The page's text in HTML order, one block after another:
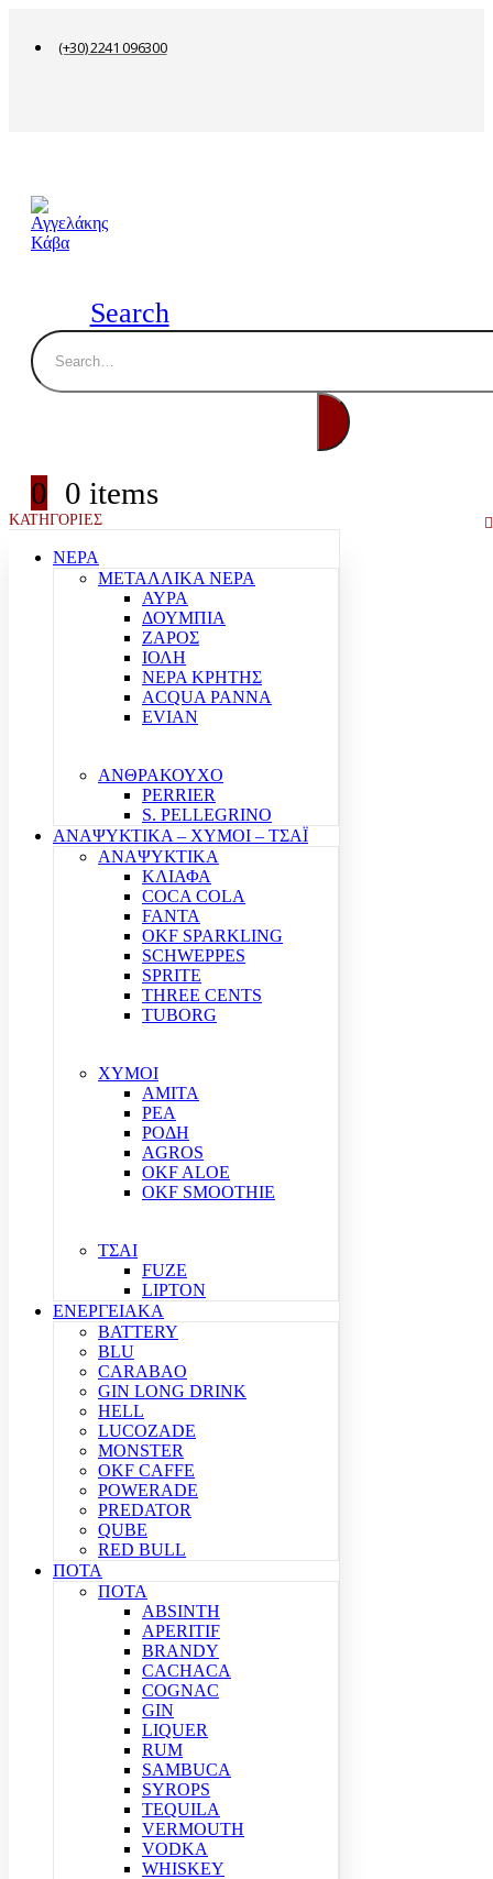
(+30) 2241 096300
Search
0 0 items
ΚΑΤΗΓΟΡΙΕΣ
ΝΕΡΑ
ΜΕΤΑΛΛΙΚΑ ΝΕΡΑ
ΑΥΡΑ
ΔΟΥΜΠΙΑ
ΖΑΡΟΣ
ΙΟΛΗ
ΝΕΡΑ ΚΡΗΤΗΣ
ACQUA PANNA
EVIAN
ΑΝΘΡΑΚΟΥΧΟ
PERRIER
S. PELLEGRINO
ΑΝΑΨΥΚΤΙΚΑ – ΧΥΜΟΙ – ΤΣΑΪ
ΑΝΑΨΥΚΤΙΚΑ
ΚΛΙΑΦΑ
COCA COLA
FANTA
OKF SPARKLING
SCHWEPPES
SPRITE
THREE CENTS
TUBORG
ΧΥΜΟΙ
ΑΜΙΤΑ
ΡΕΑ
ΡΟΔΗ
AGROS
OKF ALOE
OKF SMOOTHIE
ΤΣΑΙ
FUZE
LIPTON
ΕΝΕΡΓΕΙΑΚΑ
BATTERY
BLU
CARABAO
GIN LONG DRINK
HELL
LUCOZADE
MONSTER
OKF CAFFE
POWERADE
PREDATOR
QUBE
RED BULL
ΠΟΤΑ
ΠΟΤΑ
ABSINTH
APERITIF
BRANDY
CACHACA
COGNAC
GIN
LIQUER
RUM
SAMBUCA
SYROPS
TEQUILA
VERMOUTH
VODKA
WHISKEY